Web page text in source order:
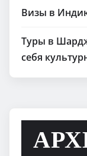
Визы в
Туры в
себя